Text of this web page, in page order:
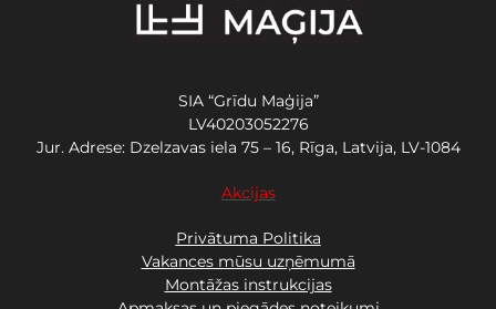
SIA “Grīdu Maģija”
LV40203052276
Jur. Adrese: Dzelzavas iela 75 – 16, Rīga, Latvija, LV-1084
Akcijas
Privātuma Politika
Vakances mūsu uzņēmumā
Montāžas instrukcijas